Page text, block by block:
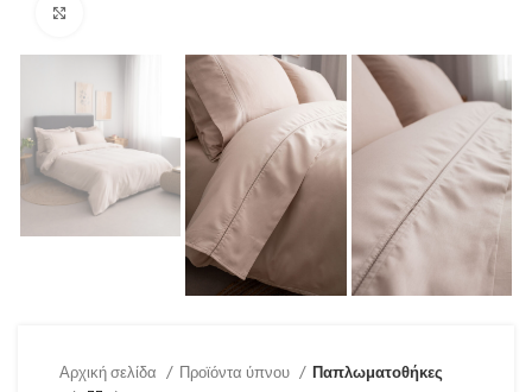
Αρχική σελίδα Προϊόντα ύπνου Παπλωματοθήκες